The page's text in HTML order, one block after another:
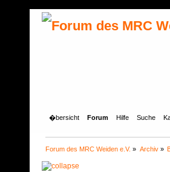
�bersicht Forum Hilfe Suche
Forum des MRC Weiden e.V. » Archiv»